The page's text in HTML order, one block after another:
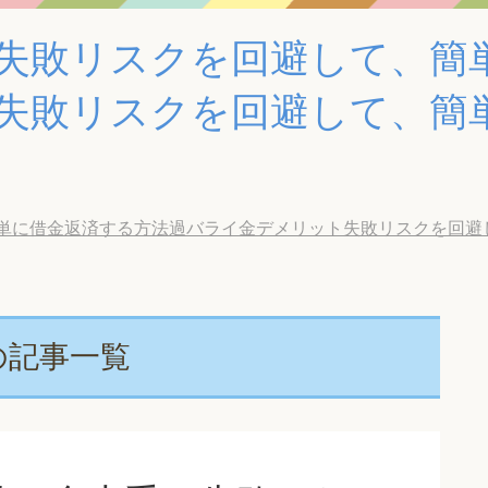
敗リスクを回避して、簡
敗リスクを回避して、簡
借金返済する方法過バライ金デメリット失敗リスクを回
事一覧